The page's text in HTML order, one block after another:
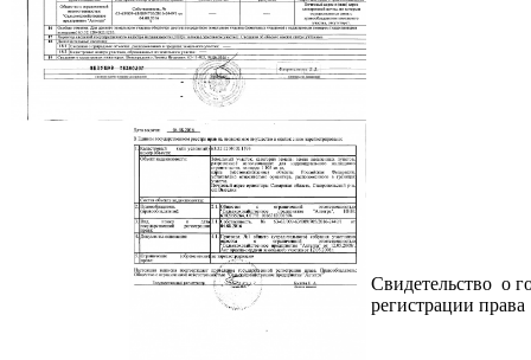
Свидетельство о
регистрации